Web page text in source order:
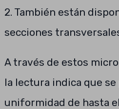
2. También están
secciones
A través de estos
la lectura indica que
uniformidad de hasta